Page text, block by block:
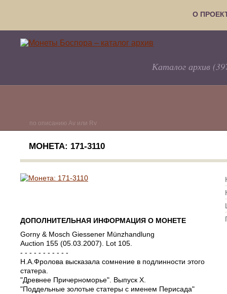
О
Каталог архив
по описанию Av или Rv
МОНЕТА: 171-3110
ДОПОЛНИТЕЛЬНАЯ ИНФОРМАЦИЯ О МОНЕТЕ
Gorny & Mosch Giessener Münzhandlung
Auction 155 (05.03.2007). Lot 105.
- - - - - - - - - - -
Н.А.Фролова высказала сомнение в подлинности этого
статера.
"Древнее Причерноморье". Выпуск X.
"Поддельные золотые статеры с именем Перисада"